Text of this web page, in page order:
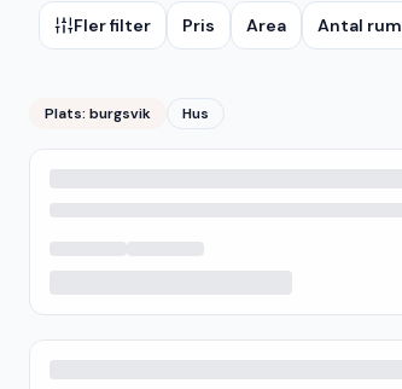
Fler filter Pris Area Antal rum
Plats: burgsvik Hus